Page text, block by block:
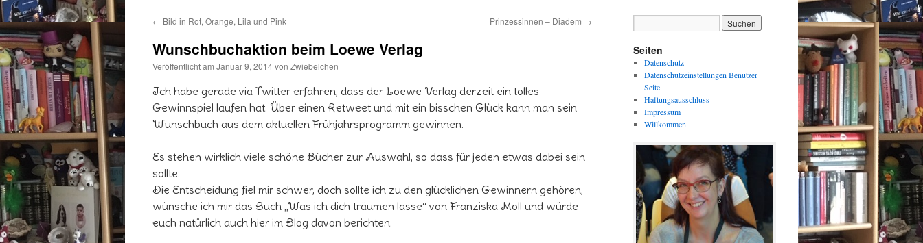
← Bild in Rot, Orange, Lila und Pink Prinzessinnen – Diadem →
Wunschbuchaktion beim Loewe Verlag
Veröffentlicht am Januar 9, 2014von Zwiebelchen
Ich habe gerade via Twitter erfahren, dass der Loewe Verlag derzeit ein tolles
Gewinnspiel laufen hat. Über einen Retweet und mit ein bisschen Glück kann man sein
Wunschbuch aus dem aktuellen Frühjahrsprogramm gewinnen.
Es stehen wirklich viele schöne Bücher zur Auswahl, so dass für jeden etwas dabei sein
sollte.
Die Entscheidung fiel mir schwer, doch sollte ich zu den glücklichen Gewinnern gehören,
wünsche ich mir das Buch „Was ich dich träumen lasse“ von Franziska Moll und würde
euch natürlich auch hier im Blog davon berichten.
Seiten
Datenschutz
Datenschutzeinstellungen Benutzer
Seite
Haftungsausschluss
Impressum
Willkommen